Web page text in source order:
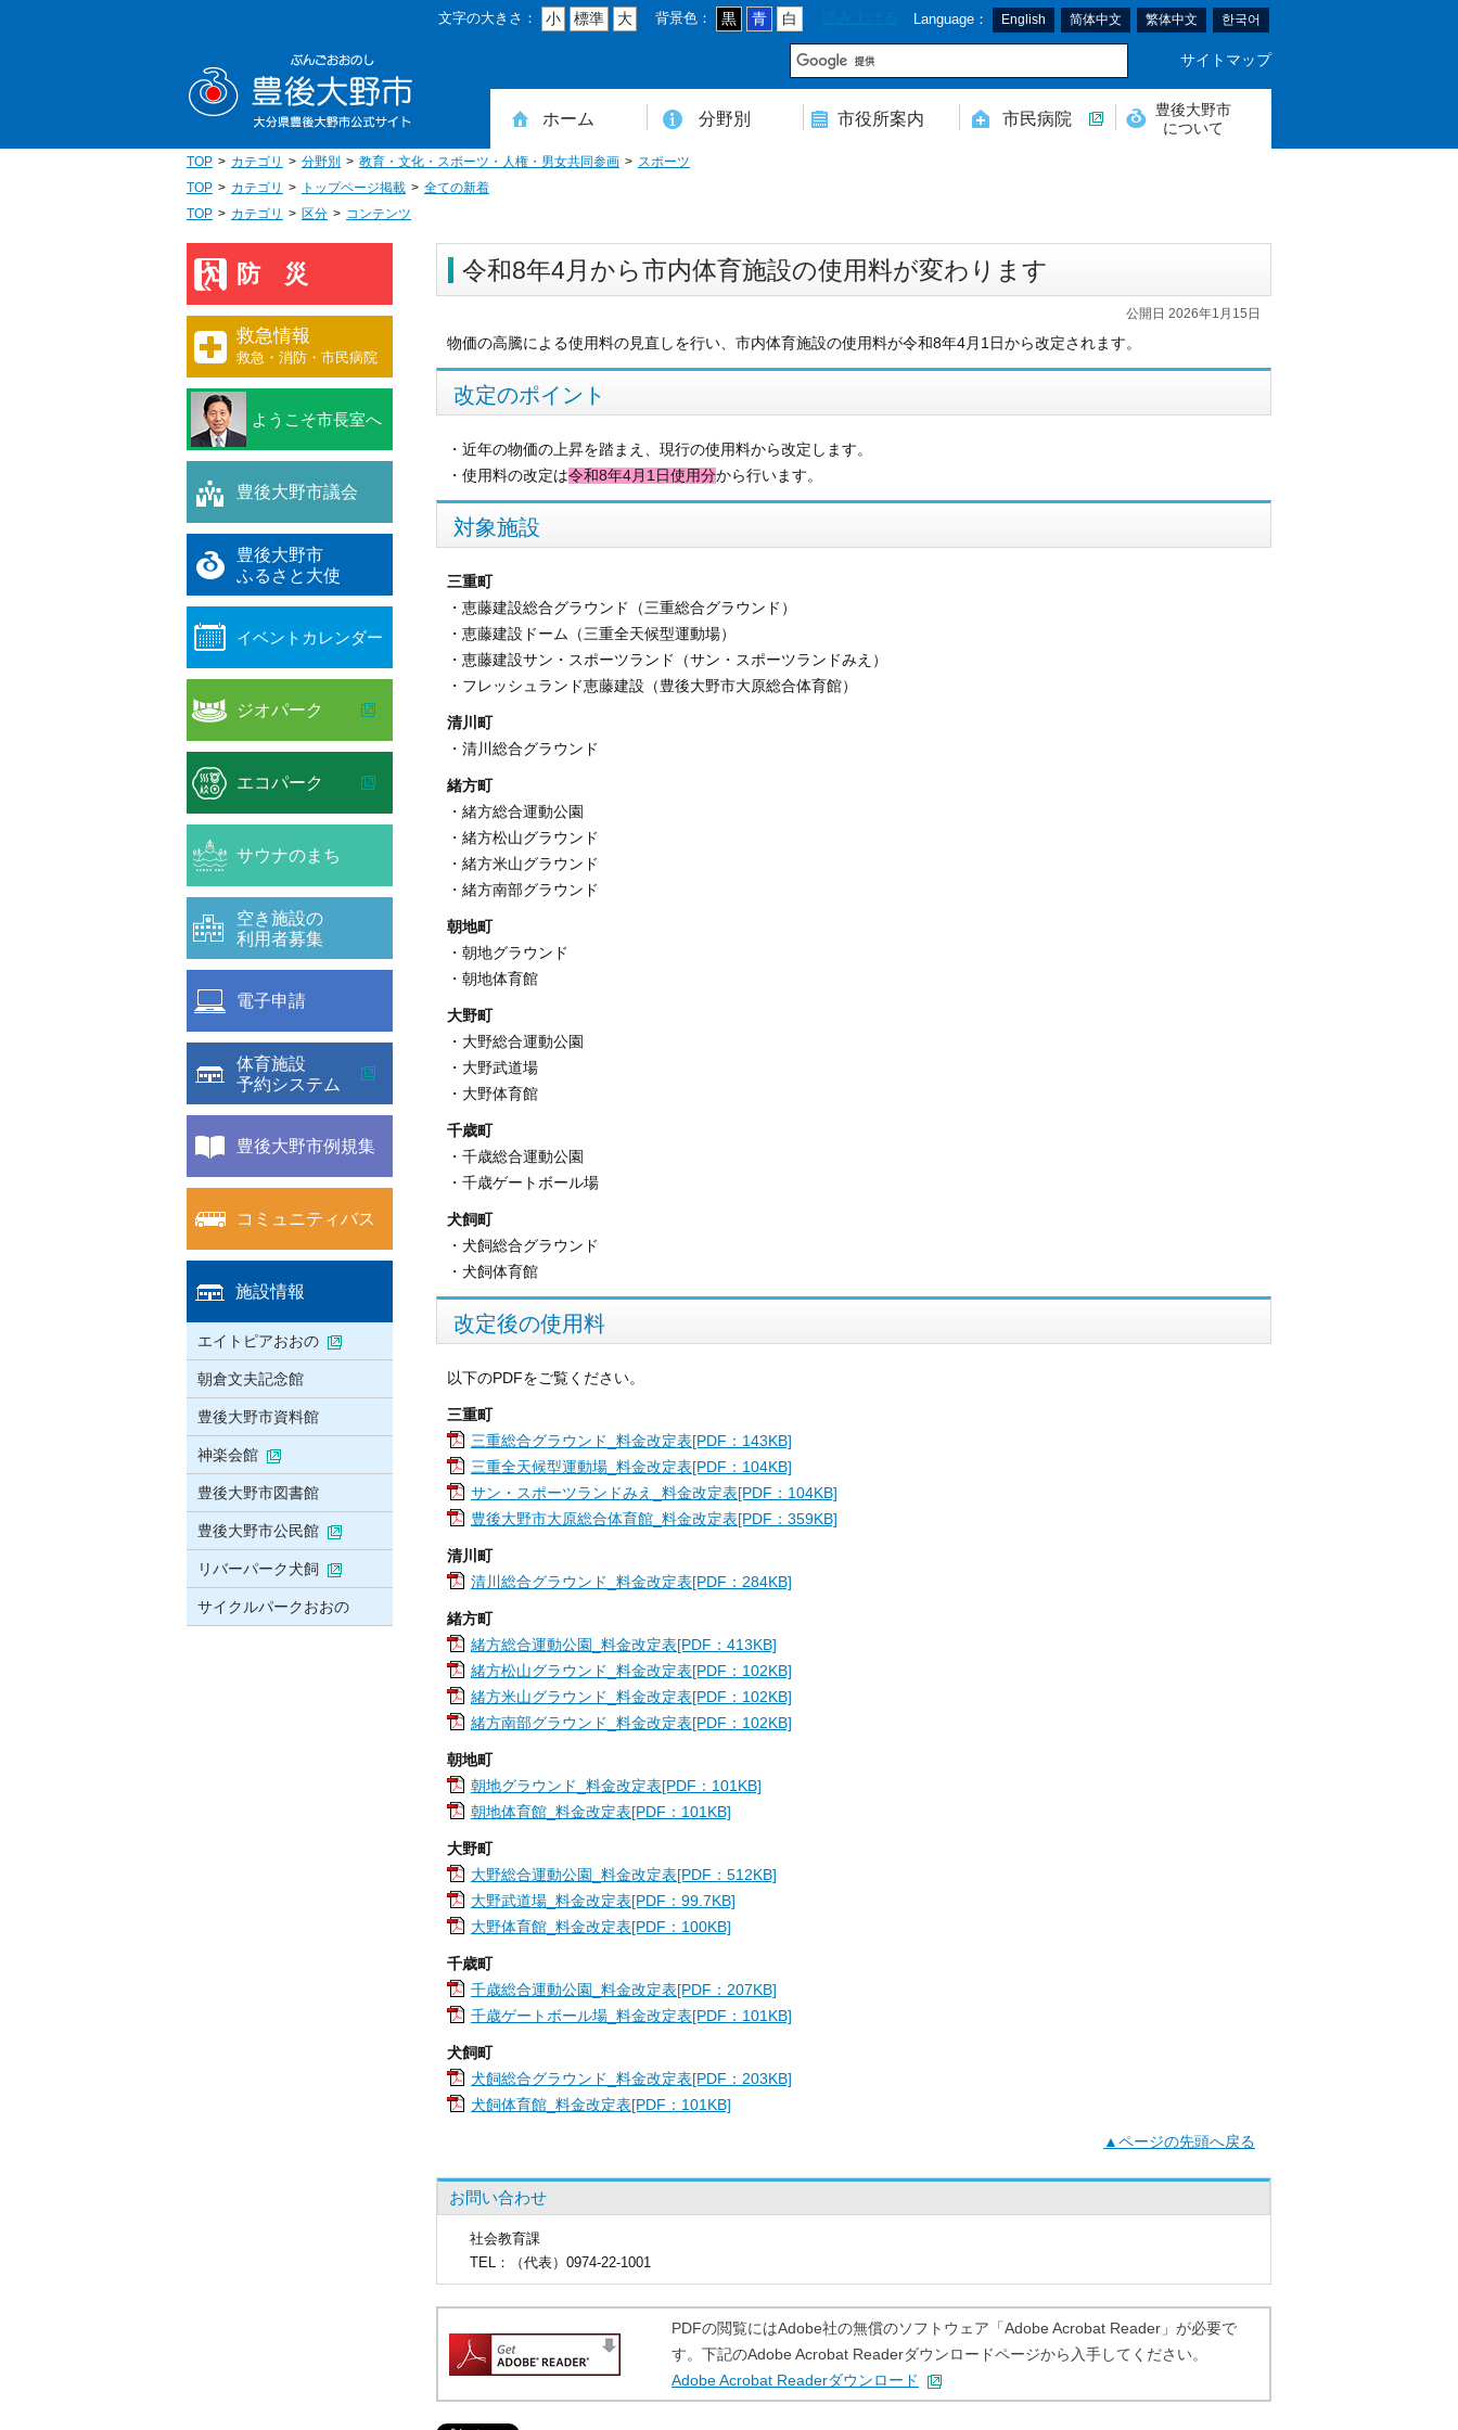
移
文字の大きさ： 小 標準 大 背景色： 黒 青 白 Language： English 简体中文 繁体中文 한국어
サイトマップ
ホーム 分野別
住民登録・戸籍・印鑑・マイナンバー
税・年金・国民健康保険・後期高齢者医療
教育・文化・スポーツ・人権・男女共同参画
健康・医療・介護・福祉・食育
消防・防災・安全・環境・ごみ・住宅・水道
商工・労働・消費者行政
入札・契約・工事・委託
農業・林業・農業委員会事務局
道路・都市計画・地籍・交通
議会・選管・監査
まちづくり・財政・管財・各種計画・人事・各支所・その他
市役所案内
本庁舎案内図
庁舎案内
行政組織
市民病院
豊後大野市
について
人口・世帯数・高齢者人口
豊後大野市の概要
豊後大野市の歴史
合併経過
市章・市民憲章・市花・市木等
豊後大野市友好交流協定
豊後大野市のすがた
豊後大野市の観光
豊後大野市の各種計画
ようこそ市長室へ
名誉市民
豊後大野市ふるさと大使
TOP カテゴリ 分野別 教育・文化・スポーツ・人権・男女共同参画
スポーツ
TOP
カテゴリ トップページ掲載
全ての新着
TOP
カテゴリ 区分 コンテンツ
令和8年4月から市内体育施設の使用料が変わります
公開日 2026年1月15日
物価の高騰による使用料の見直しを行い、市内体育施設の使用料が令和8年4月1日から改定されます。
改定のポイント
・近年の物価の上昇を踏まえ、現行の使用料から改定します。
・使用料の改定は令和8年4月1日使用分から行います。
対象施設
三重町
・恵藤建設総合グラウンド（三重総合グラウンド）
・恵藤建設ドーム（三重全天候型運動場）
・恵藤建設サン・スポーツランド（サン・スポーツランドみえ）
・フレッシュランド恵藤建設（豊後大野市大原総合体育館）
清川町
・清川総合グラウンド
緒方町
・緒方総合運動公園
・緒方松山グラウンド
・緒方米山グラウンド
・緒方南部グラウンド
朝地町
・朝地グラウンド
・朝地体育館
大野町
・大野総合運動公園
・大野武道場
・大野体育館
千歳町
・千歳総合運動公園
・千歳ゲートボール場
犬飼町
・犬飼総合グラウンド
・犬飼体育館
改定後の使用料
以下のPDFをご覧ください。
三重町
三重総合グラウンド_料金改定表[PDF：143KB]
三重全天候型運動場_料金改定表[PDF：104KB]
サン・スポーツランドみえ_料金改定表[PDF：104KB]
豊後大野市大原総合体育館_料金改定表[PDF：359KB]
清川町
清川総合グラウンド_料金改定表[PDF：284KB]
緒方町
緒方総合運動公園_料金改定表[PDF：413KB]
緒方松山グラウンド_料金改定表[PDF：102KB]
緒方米山グラウンド_料金改定表[PDF：102KB]
緒方南部グラウンド_料金改定表[PDF：102KB]
朝地町
朝地グラウンド_料金改定表[PDF：101KB]
朝地体育館_料金改定表[PDF：101KB]
大野町
大野総合運動公園_料金改定表[PDF：512KB]
大野武道場_料金改定表[PDF：99.7KB]
大野体育館_料金改定表[PDF：100KB]
千歳町
千歳総合運動公園_料金改定表[PDF：207KB]
千歳ゲートボール場_料金改定表[PDF：101KB]
犬飼町
犬飼総合グラウンド_料金改定表[PDF：203KB]
犬飼体育館_料金改定表[PDF：101KB]
▲ページの先頭へ戻る
お問い合わせ
社会教育課
TEL ：（代表）0974-22-1001
PDFの閲覧にはAdobe社の無償のソフトウェア「Adobe Acrobat Reader」が必要で
す。下記のAdobe Acrobat Readerダウンロードページから入手してください。
Adobe Acrobat Readerダウンロード
防災
救急情報
救急・消防・市民病院
ようこそ市長室へ
豊後大野市議会
豊後大野市
ふるさと大使
イベントカレンダー
ジオパーク
エコパーク
サウナのまち
空き施設の
利用者募集
電子申請
体育施設
予約システム
豊後大野市例規集
コミュニティバス
施設情報
エイトピアおおの
朝倉文夫記念館
豊後大野市資料館
神楽会館
豊後大野市図書館
豊後大野市公民館
リバーパーク犬飼
サイクルパークおおの